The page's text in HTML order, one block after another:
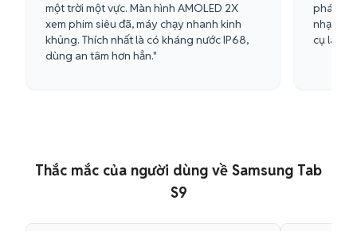
một trời một vực. Màn hình AMOLED 2X
xem phim siêu đã, máy chạy nhanh kinh
khủng. Thích nhất là có kháng nước IP68,
dùng an tâm hơn hẳn."
phác
nhạy
cụ làm
Thắc mắc của người dùng về Samsung Tab
S9